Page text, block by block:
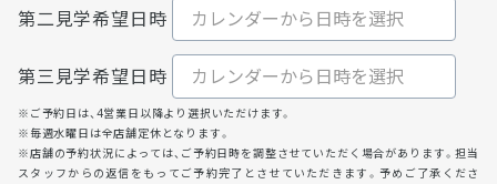
第二見学希望日時
第三見学希望日時
※ご予約日は、4営業日以降より選択いただけます。
※毎週水曜日は全店舗定休となります。
※店舗の予約状況によっては、ご予約日時を調整させていただく場合があります。担当
スタッフからの返信をもってご予約完了とさせていただきます。予めご了承くださ